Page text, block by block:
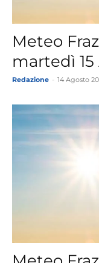
Meteo
martedì
Redazione 14 Agosto